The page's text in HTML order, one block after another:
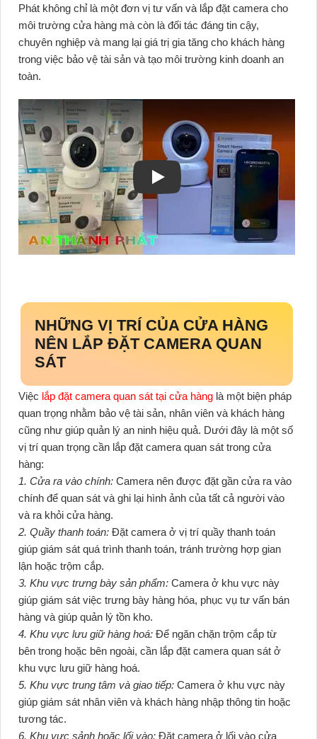
Phát không chỉ là một đơn vị tư vấn và lắp đặt camera cho
môi trường cửa hàng mà còn là đối tác đáng tin cậy,
chuyên nghiệp và mang lại giá trị gia tăng cho khách hàng
trong việc bảo vệ tài sản và tạo môi trường kinh doanh an
toàn.
NHỮNG VỊ TRÍ CỦA CỬA HÀNG
NÊN LẮP ĐẶT CAMERA QUAN
SÁT
Việc lắp đặt camera quan sát tại cửa hàng là một biện pháp
quan trọng nhằm bảo vệ tài sản, nhân viên và khách hàng
cũng như giúp quản lý an ninh hiệu quả. Dưới đây là một số
vị trí quan trọng cần lắp đặt camera quan sát trong cửa
hàng:
1. Cửa ra vào chính: Camera nên được đặt gần cửa ra vào
chính để quan sát và ghi lại hình ảnh của tất cả người vào
và ra khỏi cửa hàng.
2. Quầy thanh toán: Đặt camera ở vị trí quầy thanh toán
giúp giám sát quá trình thanh toán, tránh trường hợp gian
lận hoặc trộm cắp.
3. Khu vực trưng bày sản phẩm: Camera ở khu vực này
giúp giám sát việc trưng bày hàng hóa, phục vụ tư vấn bán
hàng và giúp quản lý tồn kho.
4. Khu vực lưu giữ hàng hoá: Để ngăn chặn trộm cắp từ
bên trong hoặc bên ngoài, cần lắp đặt camera quan sát ở
khu vực lưu giữ hàng hoá.
5. Khu vực trung tâm và giao tiếp: Camera ở khu vực này
giúp giám sát nhân viên và khách hàng nhập thông tin hoặc
tương tác.
6. Khu vực sảnh hoặc lối vào: Đặt camera ở lối vào cửa